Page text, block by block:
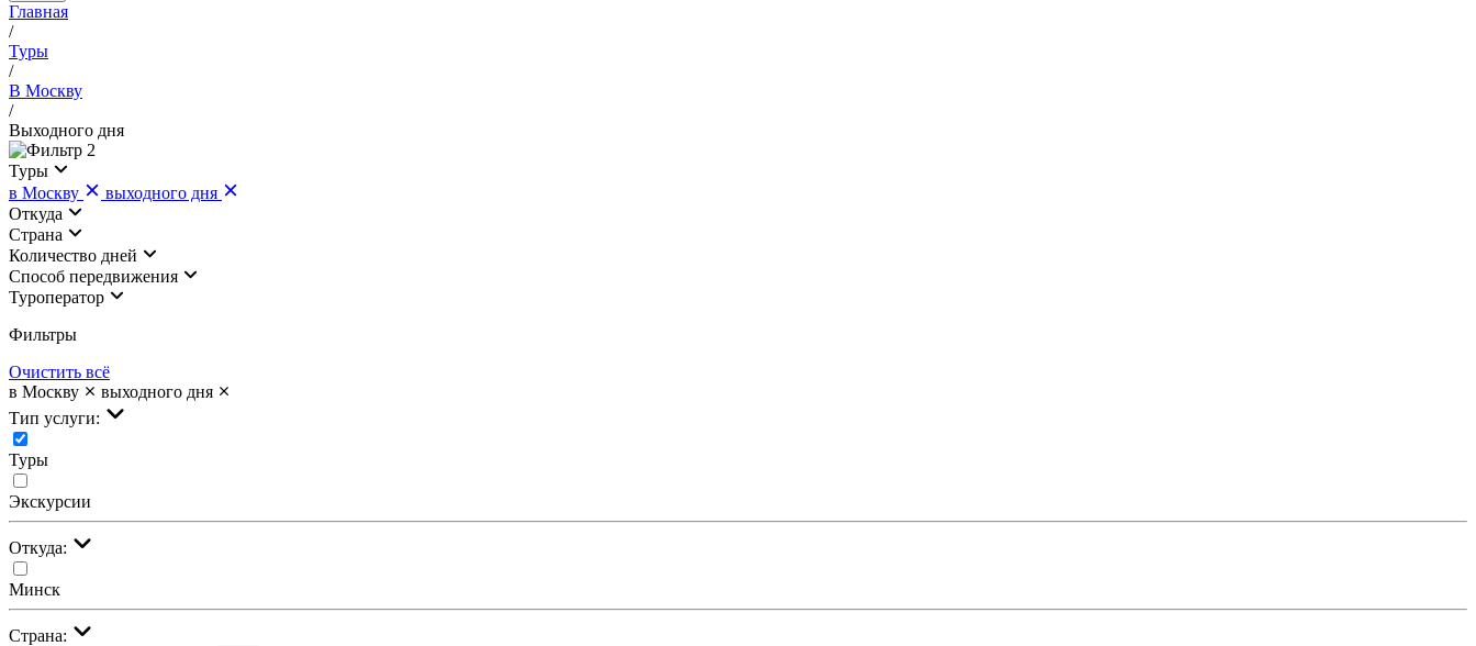
Главная
/
Туры
/
В Москву
/
Выходного дня
2
Туры
в Москву
выходного дня
Откуда
Страна
Количество дней
Cпособ передвижения
Туроператор
Фильтры
Очистить всё
в Москву
выходного дня
Тип услуги:
Туры
Экскурсии
Откуда:
Минск
Страна: